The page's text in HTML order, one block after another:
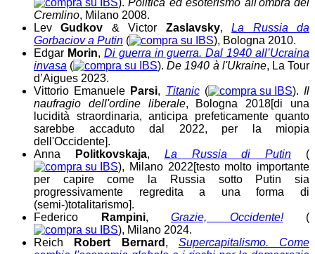
Cremlino, Milano 2008.
LevGudkov & Victor Zaslavsky,La Russia da
Gorbaciov a Putin (
), Bologna 2010.
Edgar Morin, Di guerra in guerra. Dal 1940 all’Ucraina
invasa ( ).De 1940 à l'Ukraine, La Tour
d’Aigues 2023.
Vittorio Emanuele Parsi, Titanic( ).Il
naufragio dell'ordine liberale, Bologna 2018[di una
lucidità straordinaria, anticipa prefeticamente quanto
sarebbe accaduto dal 2022, per la miopia
dell'Occidente].
Anna
Politkovskaja, La Russia di Putin (
), Milano 2022[testo molto importante
per capire come la Russia sotto Putin sia
progressivamente regredita a una forma di
(semi-)totalitarismo].
Federico
Rampini, Grazie, Occidente!(
), Milano 2024.
Reich
Robert Bernard , Supercapitalismo. Come